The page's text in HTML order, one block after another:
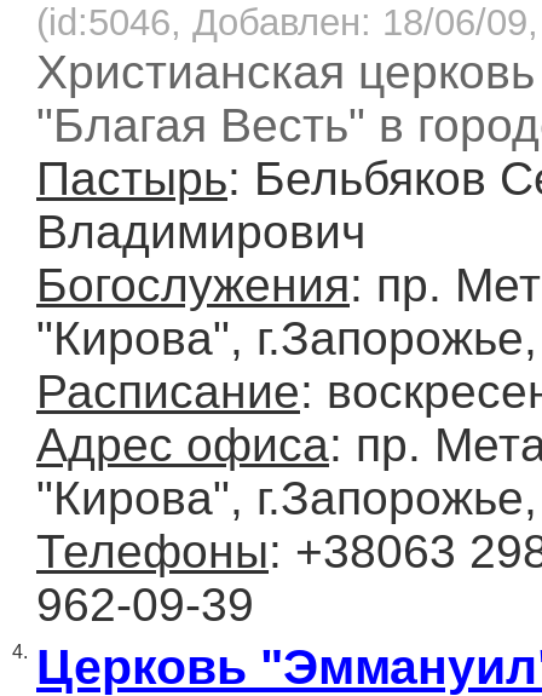
(id:5046, Добавлен: 18/06/
Христианская
"Благая Весть" в
Пастырь: Бельбяков
Владимирович
Богослужения: пр.
"Кирова",
Расписание:
Адрес офиса: пр.
"Кирова",
Телефоны: +38063
962-09-39
4. Церковь